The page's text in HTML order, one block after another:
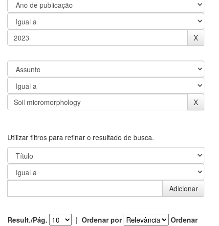
Utilizar filtros para refinar o resultado de busca.
Result./Pág. | Ordenar por
Ordenar